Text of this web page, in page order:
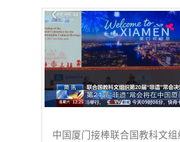
中国厦门接棒联合国教科文组